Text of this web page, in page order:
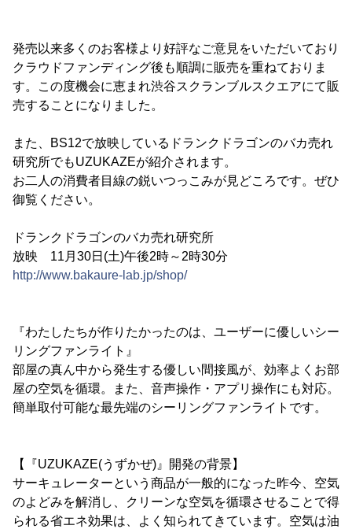
発売以来多くのお客様より好評なご意見をいただいており
クラウドファンディング後も順調に販売を重ねておりま
す。この度機会に恵まれ渋谷スクランブルスクエアにて販
売することになりました。
また、BS12で放映しているドランクドラゴンのバカ売れ
研究所でもUZUKAZEが紹介されます。
お二人の消費者目線の鋭いつっこみが見どころです。ぜひ
御覧ください。
ドランクドラゴンのバカ売れ研究所
放映 11月30日(土)午後2時～2時30分
http://www.bakaure-lab.jp/shop/
『わたしたちが作りたかったのは、ユーザーに優しいシー
リングファンライト』
部屋の真ん中から発生する優しい間接風が、効率よくお部
屋の空気を循環。また、音声操作・アプリ操作にも対応。
簡単取付可能な最先端のシーリングファンライトです。
【『UZUKAZE(うずかぜ)』開発の背景】
サーキュレーターという商品が一般的になった昨今、空気
のよどみを解消し、クリーンな空気を循環させることで得
られる省エネ効果は、よく知られてきています。空気は油